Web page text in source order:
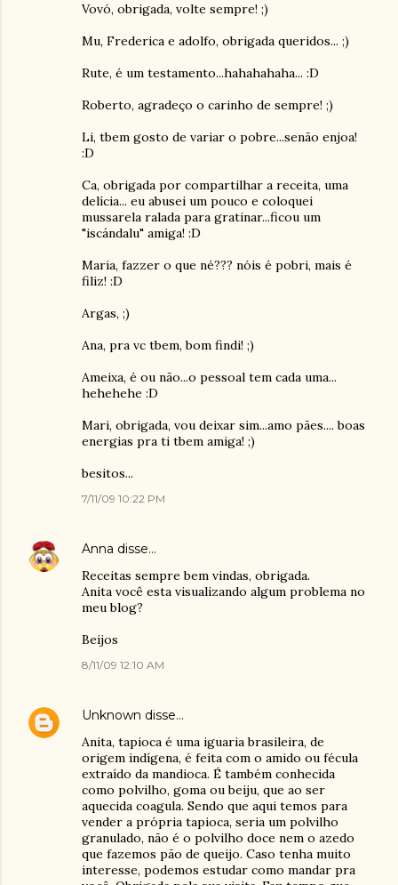
Vovó, obrigada, volte sempre! ;)
Mu, Frederica e adolfo, obrigada queridos... ;)
Rute, é um testamento...hahahahaha... :D
Roberto, agradeço o carinho de sempre! ;)
Li, tbem gosto de variar o pobre...senão enjoa!
:D
Ca, obrigada por compartilhar a receita, uma
delícia... eu abusei um pouco e coloquei
mussarela ralada para gratinar...ficou um
"iscándalu" amiga! :D
Maria, fazzer o que né??? nóis é pobri, mais é
filiz! :D
Argas, ;)
Ana, pra vc tbem, bom findi! ;)
Ameixa, é ou não...o pessoal tem cada uma...
hehehehe :D
Mari, obrigada, vou deixar sim...amo pães.... boas
energias pra ti tbem amiga! ;)
besitos...
7/11/09 10:22 PM
Anna disse…
Receitas sempre bem vindas, obrigada.
Anita você esta visualizando algum problema no
meu blog?
Beijos
8/11/09 12:10 AM
Unknown disse…
Anita, tapioca é uma iguaria brasileira, de
origem indígena, é feita com o amido ou fécula
extraído da mandioca. É também conhecida
como polvilho, goma ou beiju, que ao ser
aquecida coagula. Sendo que aqui temos para
vender a própria tapioca, seria um polvilho
granulado, não é o polvilho doce nem o azedo
que fazemos pão de queijo. Caso tenha muito
interesse, podemos estudar como mandar pra